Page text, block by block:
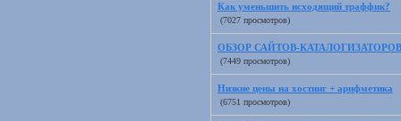
Как уменьшить исходящий траффик?
(7027 просмотров)
ОБЗОР САЙТОВ-
(7449 просмотров)
Низкие цены на хостинг + арифметика
(6751 просмотров)